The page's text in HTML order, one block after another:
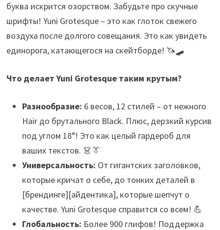
буква искрится озорством. Забудьте про скучные
шрифты! Yuni Grotesque – это как глоток свежего
воздуха после долгого совещания. Это как увидеть
единорога, катающегося на скейтборде! 🦄🛹
Что делает Yuni Grotesque таким крутым?
Разнообразие: 6 весов, 12 стилей – от нежного
Hair до брутального Black. Плюс, дерзкий курсив
под углом 18°! Это как целый гардероб для
ваших текстов. 👗👔
Универсальность: От гигантских заголовков,
которые кричат о себе, до тонких деталей в
[брендинге][айдентика], которые шепчут о
качестве. Yuni Grotesque справится со всем! 💪
Глобальность: Более 900 глифов! Поддержка